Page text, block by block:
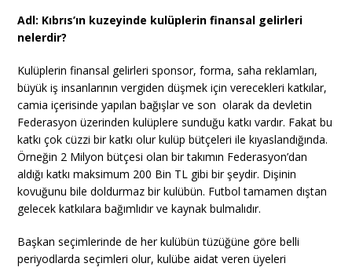
Adl: Kıbrıs’ın kuzeyinde kulüplerin finansal gelirleri
nelerdir?
Kulüplerin finansal gelirleri sponsor, forma, saha reklamları,
büyük iş insanlarının vergiden düşmek için verecekleri katkılar,
camia içerisinde yapılan bağışlar ve son olarak da devletin
Federasyon üzerinden kulüplere sunduğu katkı vardır. Fakat bu
katkı çok cüzzi bir katkı olur kulüp bütçeleri ile kıyaslandığında.
Örneğin 2 Milyon bütçesi olan bir takımın Federasyon’dan
aldığı katkı maksimum 200 Bin TL gibi bir şeydir. Dişinin
kovuğunu bile doldurmaz bir kulübün. Futbol tamamen dıştan
gelecek katkılara bağımlıdır ve kaynak bulmalıdır.
Başkan seçimlerinde de her kulübün tüzüğüne göre belli
periyodlarda seçimleri olur, kulübe aidat veren üyeleri